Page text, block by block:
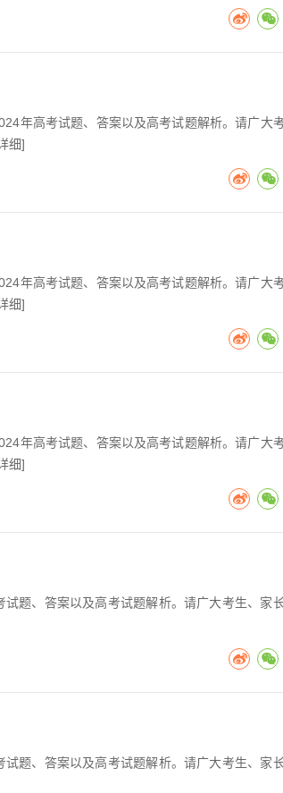
年高考试题、答案以及高考试题解析。请广大
细]
年高考试题、答案以及高考试题解析。请广大
细]
年高考试题、答案以及高考试题解析。请广大
细]
题、答案以及高考试题解析。请广大考生、家
题、答案以及高考试题解析。请广大考生、家